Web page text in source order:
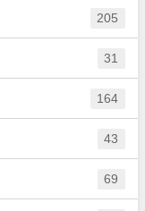
205
31
164
43
69